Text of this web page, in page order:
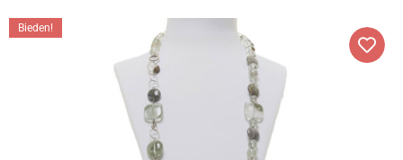
Bieden!